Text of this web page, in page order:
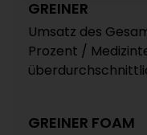
GREINER
Umsatz des
Prozent /
GREINER FOAM